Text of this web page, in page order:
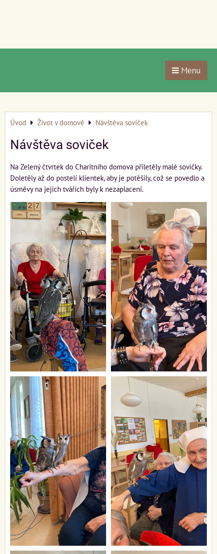
Menu
Úvod Život v domově Návštěva soviček
Návštěva soviček
Na Zelený čtvrtek do Charitního domova přiletěly malé sovičky.
Doletěly až do postelí klientek, aby je potěšily, což se povedlo a
úsměvy na jejich tvářích byly k nezaplacení.